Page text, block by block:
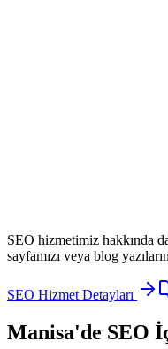
SEO hizmetimiz hakkında
sayfamızı veya blog
SEO Hizmet Detayları
Manisa'de SEO